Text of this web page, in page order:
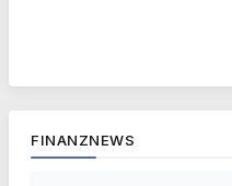
FINANZNEWS